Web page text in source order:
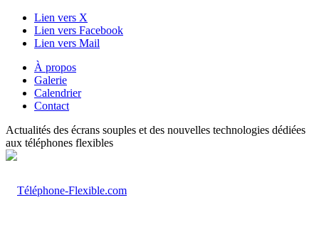
Lien vers X
Lien vers Facebook
Lien vers Mail
À propos
Galerie
Calendrier
Contact
Actualités des écrans souples et des nouvelles technologies dédiées
aux téléphones flexibles